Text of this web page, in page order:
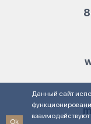
Ok
Данный сайт